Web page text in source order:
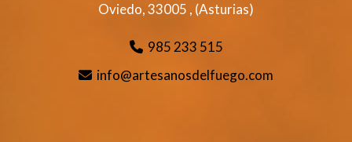
Oviedo,33005 , (Asturias)
985 233 515
info
artesanosdelfuego.com